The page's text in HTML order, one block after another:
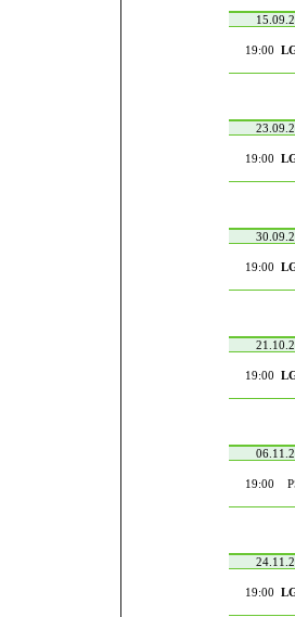
19:00
19:00
19:00
19:00
19:00
19:00